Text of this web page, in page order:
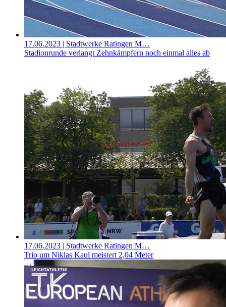
17.06.2023 | Stadtwerke Ratingen M…
Stadionrunde verlangt Zehnkämpfern noch einmal alles ab
17.06.2023 | Stadtwerke Ratingen M…
Trio um Niklas Kaul meistert 2,04 Meter